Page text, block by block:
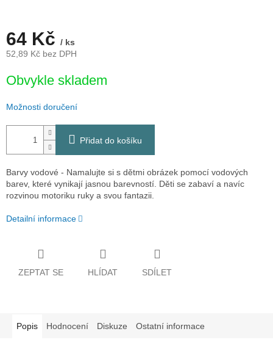
64 Kč / ks
52,89 Kč bez DPH
cena:
Obvykle skladem
Možnosti doručení
Přidat do košíku
Barvy vodové - Namalujte si s dětmi obrázek pomocí vodových
barev, které vynikají jasnou barevností. Děti se zabaví a navíc
rozvinou motoriku ruky a svou fantazii.
Detailní informace
ZEPTAT SE HLÍDAT SDÍLET
Popis Hodnocení Diskuze Ostatní informace